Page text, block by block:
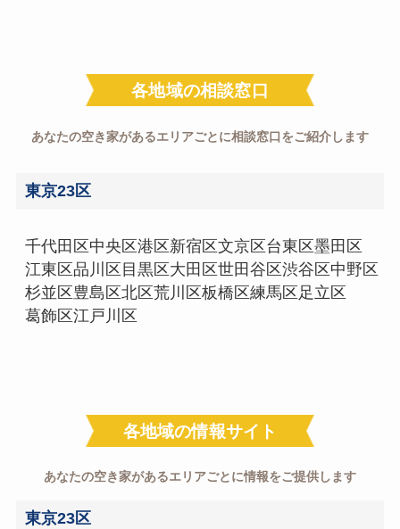
各地域の相談窓口
あなたの空き家があるエリアごとに相談窓口をご紹介します
東京23区
千代田区中央区港区新宿区文京区台東区墨田区
江東区品川区目黒区大田区世田谷区渋谷区中野区
杉並区豊島区北区荒川区板橋区練馬区足立区
葛飾区江戸川区
各地域の情報サイト
あなたの空き家があるエリアごとに情報をご提供します
東京23区